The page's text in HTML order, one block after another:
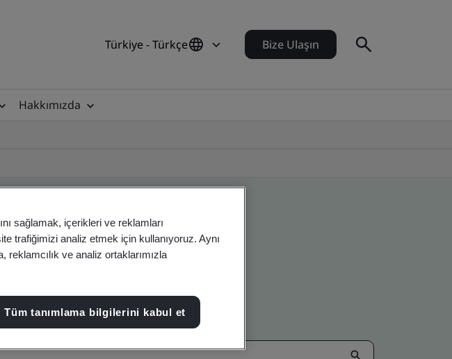
Türkiye - Türkçe Bize Ulaşın
Hakkımızda
sağlamak, içerikleri ve reklamları
trafiğimizi analiz etmek için kullanıyoruz. Aynı
reklamcılık ve analiz ortaklarımızla
Tüm tanımlama bilgilerini kabul et